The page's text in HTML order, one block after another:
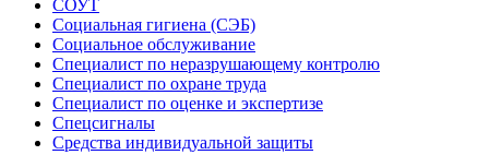
СОУТ
Социальная гигиена (СЭБ)
Социальное обслуживание
Специалист по неразрушающему контролю
Специалист по охране труда
Специалист по оценке и экспертизе
Спецсигналы
Средства индивидуальной защиты